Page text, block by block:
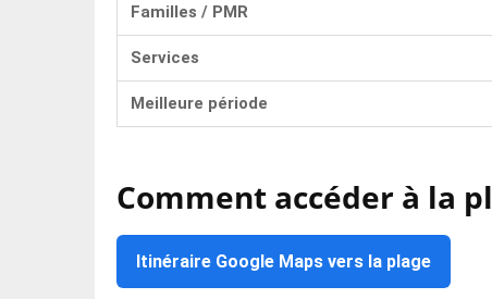
Familles / PMR
Services
Meilleure période
Comment accéder à la
Itinéraire Google Maps vers la plage